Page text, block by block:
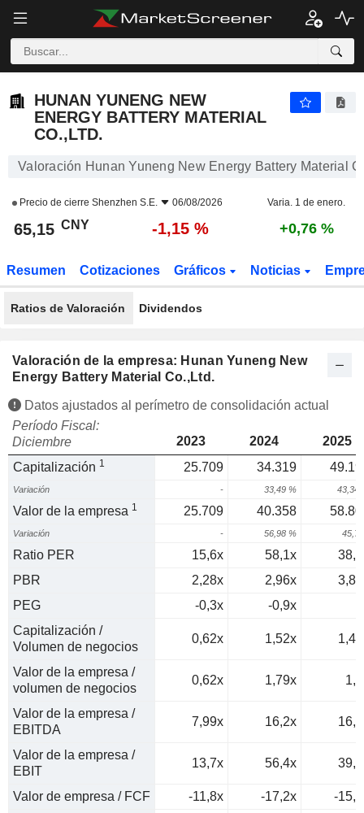
HUNAN YUNENG NEW
ENERGY BATTERY MATERIAL
CO.,LTD.
Valoración Hunan Yuneng New Energy Battery Material
Precio de cierre Shenzhen S.E. 06/08/2026 Varia. 1 de enero.
65,15 CNY -1,15 % +0,76 %
Resumen Cotizaciones Gráficos Noticias
Ratios de Valoración Dividendos
Valoración de la empresa: Hunan Yuneng New
Energy Battery Material Co.,Ltd.
Datos ajustados al perímetro de consolidación actual
Período Fiscal:
Diciembre
2023 2024
2025
Capitalización 1 25.709 34.319
Variación - 33,49 % 43,34
Valor de la empresa 1 25.709 40.358
Variación - 56,98 % 45,7
Ratio PER 15,6x 58,1x
PBR
2,28x 2,96x
PEG
-0,3x -0,9x
Capitalización /
Volumen de negocios
0,62x 1,52x
Valor de la empresa /
volumen de negocios
0,62x 1,79x
Valor de la empresa /
EBITDA
7,99x 16,2x
Valor de la empresa /
EBIT
13,7x 56,4x
Valor de empresa / FCF -11,8x -17,2x
-